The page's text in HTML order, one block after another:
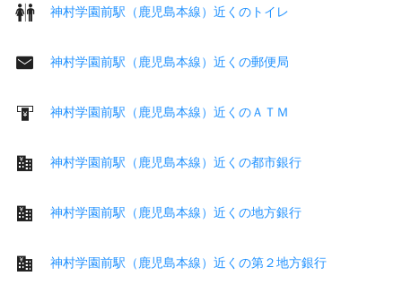
神村学園前駅（鹿児島本線）近くのトイレ
神村学園前駅（鹿児島本線）近くの郵便局
神村学園前駅（鹿児島本線）近くのＡＴＭ
神村学園前駅（鹿児島本線）近くの都市銀行
神村学園前駅（鹿児島本線）近くの地方銀行
神村学園前駅（鹿児島本線）近くの第２地方銀行